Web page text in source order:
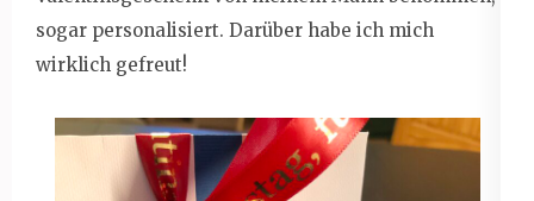
sogar personalisiert. Darüber habe ich mich
wirklich gefreut!